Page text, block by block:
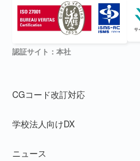
認証サイト：本社
CGコード改訂対応
学校法人向けDX
ニュース